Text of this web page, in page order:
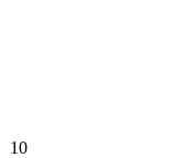
10